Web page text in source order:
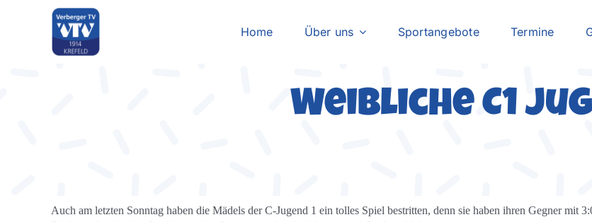
Home Über uns Sportangebote Termine
Weibliche C1
Auch am letzten Sonntag haben die Mädels der C-Jugend 1 ein tolles Spiel bestritten, denn sie haben ihren Gegner mit